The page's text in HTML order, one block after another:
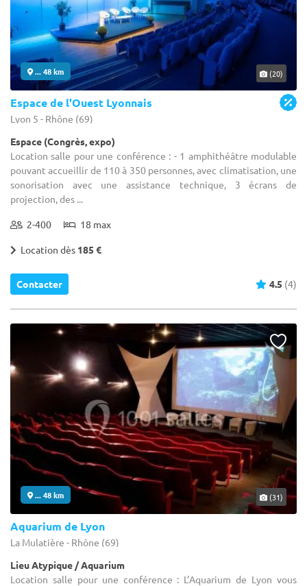
... 48 km (20)
Espace de l'Ouest Lyonnais
Lyon 5 - Rhône (69)
Espace (Congrès, expo)
Location salle pour une conférence : - 1 amphithéâtre modulable
pouvant accueillir de 110 à 350 personnes, avec climatisation, une
sonorisation avec une assistance technique, 3 écrans de
projection, des ...
2-400 18 max
Location dès 185 €
Contacter 4.5 (4)
... 48 km (31)
Aquarium de Lyon
La Mulatière - Rhône (69)
Lieu Atypique / Aquarium
Location salle pour une conférence : L’Aquarium de Lyon vous